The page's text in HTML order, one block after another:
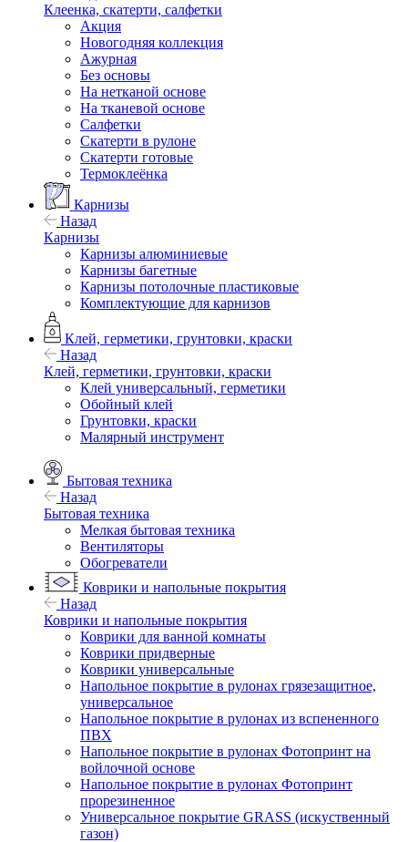
Клеенка, скатерти, салфетки
Акция
Новогодняя коллекция
Ажурная
Без основы
На нетканой основе
На тканевой основе
Салфетки
Скатерти в рулоне
Скатерти готовые
Термоклеёнка
Карнизы
Назад
Карнизы
Карнизы алюминиевые
Карнизы багетные
Карнизы потолочные пластиковые
Комплектующие для карнизов
Клей, герметики, грунтовки, краски
Назад
Клей, герметики, грунтовки, краски
Клей универсальный, герметики
Обойный клей
Грунтовки, краски
Малярный инструмент
Бытовая техника
Назад
Бытовая техника
Мелкая бытовая техника
Вентиляторы
Обогреватели
Коврики и напольные покрытия
Назад
Коврики и напольные покрытия
Коврики для ванной комнаты
Коврики придверные
Коврики универсальные
Напольное покрытие в рулонах грязезащитное,
универсальное
Напольное покрытие в рулонах из вспененного
ПВХ
Напольное покрытие в рулонах Фотопринт на
войлочной основе
Напольное покрытие в рулонах Фотопринт
прорезиненное
Универсальное покрытие GRASS (искуственный
газон)